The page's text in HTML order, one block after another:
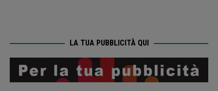
LA TUA PUBBLICITÀ QUI